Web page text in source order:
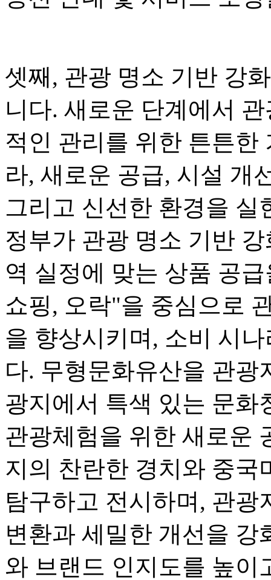
셋째, 관광 명소 기반 강
니다. 새로운 단계에서
적인 관리를 위한 튼튼한
라, 새로운 공급, 시설 개
그리고 신선한 환경을
정부가 관광 명소 기반
역 실정에 맞는 상품 공
쇼핑, 오락"을 중심으로
을 향상시키며, 소비 시
다. 무형문화유산을 관광
광지에서 특색 있는 문화
관광체험을 위한 새로운
지의 찬란한 경치와 중국
탐구하고 전시하며, 관
변환과 세밀한 개선을
와 브랜드 인지도를 높이